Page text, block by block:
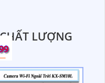
LƯỢNG